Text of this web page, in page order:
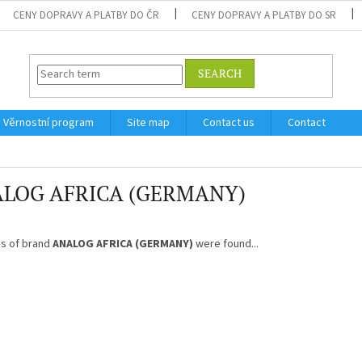
CENY DOPRAVY A PLATBY DO ČR CENY DOPRAVY A PLATBY DO SR
SEARCH
Věrnostní program Site map Contact us Contact
AFRICA (GERMANY)
of brand ANALOG AFRICA (GERMANY) were found...